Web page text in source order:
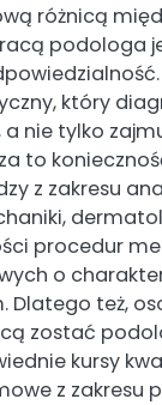
różnicą
podologa
który
nie tylko
to
z zakresu
procedur
o
Dlatego też,
zostać
kursy
z zakresu